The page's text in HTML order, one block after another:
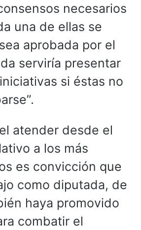
necesarios
una de ellas se
aprobada por el
serviría presentar
si éstas no
atender desde el
a los más
es convicción que
como diputada, de
haya promovido
combatir el